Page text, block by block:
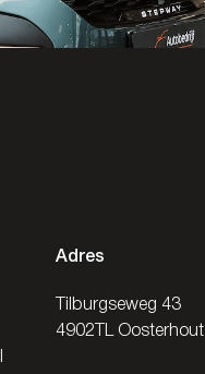
Adres
Tilburgseweg 43
4902TL Oosterhout